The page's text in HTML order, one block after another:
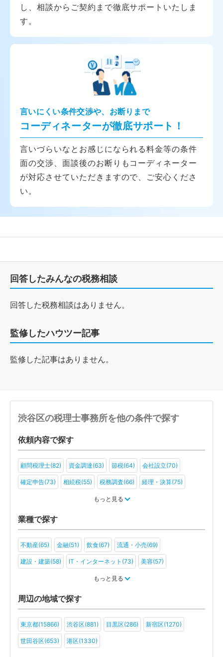
し、相談からご契約まで徹底サポートいたしま
す。
言いにくい条件交渉や、お断りまで
コーディネーターが徹底サポート！
言いづらいなとお感じになられる料金等の条件
面の交渉、面談後のお断りもコーディネーター
が対応させていただきますので、ご安心くださ
い。
回答したみんなの税務相談
回答した税務相談はありません。
監修したハウツー記事
監修した記事はありません。
渋谷区の税理士事務所を他の条件で探す
依頼内容で探す
顧問税理士(82) 資金調達(63) 節税(64) 会社設立(70)
確定申告(73) 相続税(55) 税務調査(66) 経理・決算(75)
もっと見る
業種で探す
不動産(65) 金融(51) 飲食(67) 流通・小売(69)
建設・建築(58) IT・インターネット(73) 美容(57)
教育(56) 医療・福祉(47)
旅行・ホテル(46) アミューズメント・レジャー(44)
ファンド(30) 社会福祉法人(20) 医療法人(38) ＮＰＯ法人(23)
学校法人(20) 一般社団法人(34) その他(32)
もっと見る
周辺の地域で探す
東京都(15866) 渋谷区(881) 目黒区(286) 新宿区(1270)
世田谷区(653) 港区(1330)